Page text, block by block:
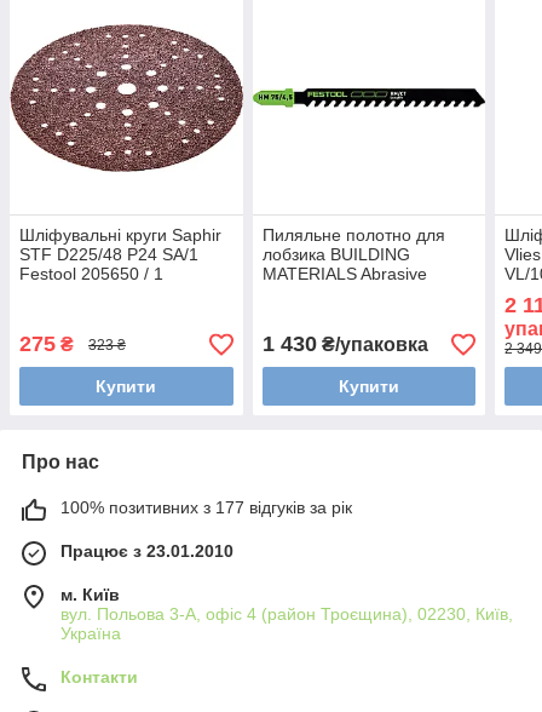
Шліфувальні круги Saphir
STF D225/48 P24 SA/1
Festool 205650 / 1
275 ₴ 323 ₴
Купити
Пиляльне полотно для
лобзика BUILDING
MATERIALS Abrasive
1 430₴/упаковка
Купити
VL/
2
2
Про нас
100% позитивних з 177 відгуків за рік
Працює з 23.01.2010
м. Київ
вул. Польова 3-А, офіс 4 (район Троєщина), 02230, Київ,
Україна
Контакти